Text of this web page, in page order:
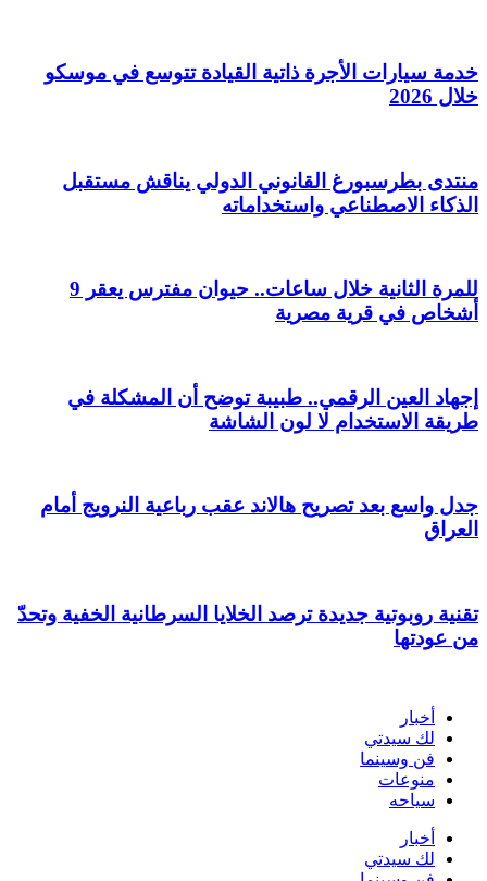
خدمة سيارات الأجرة ذاتية القيادة تتوسع في موسكو
خلال 2026
منتدى بطرسبورغ القانوني الدولي يناقش مستقبل
الذكاء الاصطناعي واستخداماته
للمرة الثانية خلال ساعات.. حيوان مفترس يعقر 9
أشخاص في قرية مصرية
إجهاد العين الرقمي.. طبيبة توضح أن المشكلة في
طريقة الاستخدام لا لون الشاشة
جدل واسع بعد تصريح هالاند عقب رباعية النرويج أمام
العراق
تقنية روبوتية جديدة ترصد الخلايا السرطانية الخفية وتحدّ
من عودتها
أخبار
لك سيدتي
فن وسينما
منوعات
سياحه
أخبار
لك سيدتي